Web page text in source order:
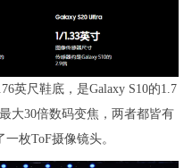
英尺鞋底，是Galaxy S10的1.7
大30倍数码变焦，两者都皆有
枚ToF摄像镜头。